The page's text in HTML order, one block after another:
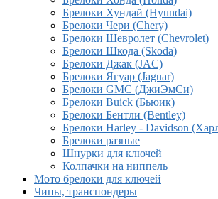
Брелоки Хундай (Hyundai)
Брелоки Чери (Chery)
Брелоки Шевролет (Chevrolet)
Брелоки Шкода (Skoda)
Брелоки Джак (JAC)
Брелоки Ягуар (Jaguar)
Брелоки GMC (ДжиЭмСи)
Брелоки Buick (Бьюик)
Брелоки Бентли (Bentley)
Брелоки Harley - Davidson
Брелоки разные
Шнурки для ключей
Колпачки на ниппель
Мото брелоки для ключей
Чипы, транспондеры